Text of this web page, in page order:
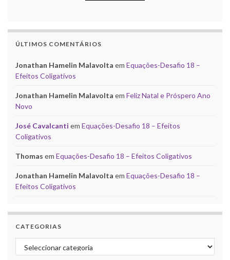
ÚLTIMOS COMENTÁRIOS
Jonathan Hamelin Malavolta em Equações-Desafio 18 –
Efeitos Coligativos
Jonathan Hamelin Malavolta em Feliz Natal e Próspero Ano
Novo
José Cavalcanti em Equações-Desafio 18 – Efeitos
Coligativos
Thomas em Equações-Desafio 18 – Efeitos Coligativos
Jonathan Hamelin Malavolta em Equações-Desafio 18 –
Efeitos Coligativos
CATEGORIAS
Categorias